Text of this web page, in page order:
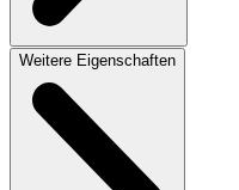
Weitere Eigenschaften